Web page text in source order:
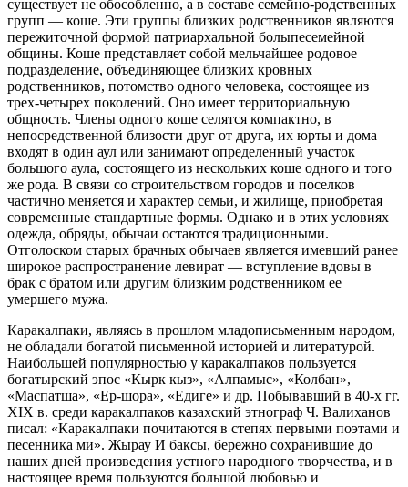
существует не обособленно, а в составе семейно-родственных
групп — коше. Эти группы близких родственников являются
пережиточной формой патриархальной болыпесемейной
общины. Коше представляет собой мельчайшее родовое
подразделение, объединяющее близких кровных
родственников, потомство одного человека, состоящее из
трех-четырех поколений. Оно имеет территориальную
общность. Члены одного коше селятся компактно, в
непосредственной близости друг от друга, их юрты и дома
входят в один аул или занимают определенный участок
большого аула, состоящего из нескольких коше одного и того
же рода. В связи со строительством городов и поселков
частично меняется и характер семьи, и жилище, приобретая
современные стандартные формы. Однако и в этих условиях
одежда, обряды, обычаи остаются традиционными.
Отголоском старых брачных обычаев является имевший ранее
широкое распространение левират — вступление вдовы в
брак с братом или другим близким родственником ее
умершего мужа.
Каракалпаки, являясь в прошлом младописьменным народом,
не обладали богатой письменной историей и литературой.
Наибольшей популярностью у каракалпаков пользуется
богатырский эпос «Кырк кыз», «Алпамыс», «Колбан»,
«Маспатша», «Ер-шора», «Едиге» и др. Побывавший в 40-х гг.
XIX в. среди каракалпаков казахский этнограф Ч. Валиханов
писал: «Каракалпаки почитаются в степях первыми поэтами и
песенника ми». Жырау И баксы, бережно сохранившие до
наших дней произведения устного народного творчества, и в
настоящее время пользуются большой любовью и